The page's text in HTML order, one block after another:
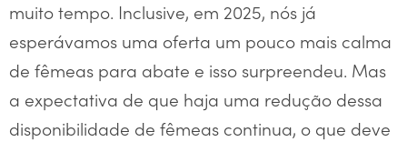
muito tempo. Inclusive, em 2025, nós já
esperávamos uma oferta um pouco mais calma
de fêmeas para abate e isso surpreendeu. Mas
a expectativa de que haja uma redução dessa
disponibilidade de fêmeas continua, o que deve